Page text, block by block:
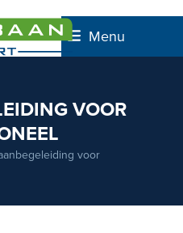
Menu
VOOR
voor